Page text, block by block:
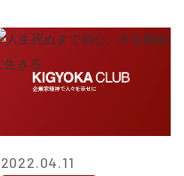
2022.04.11